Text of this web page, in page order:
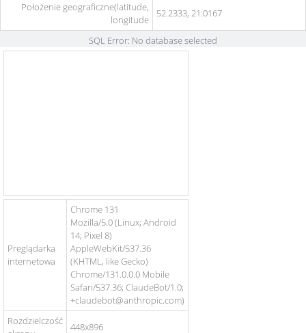
Położenie geograficzne(latitude,
longitude
52.2333, 21.0167
SQL Error: No database selected
Preglądarka
internetowa
Chrome 131
Mozilla/5.0 (Linux; Android
14; Pixel 8)
AppleWebKit/537.36
(KHTML, like Gecko)
Chrome/131.0.0.0 Mobile
Safari/537.36; ClaudeBot/1.0;
+claudebot@anthropic.com)
Rozdzielczość
448x896